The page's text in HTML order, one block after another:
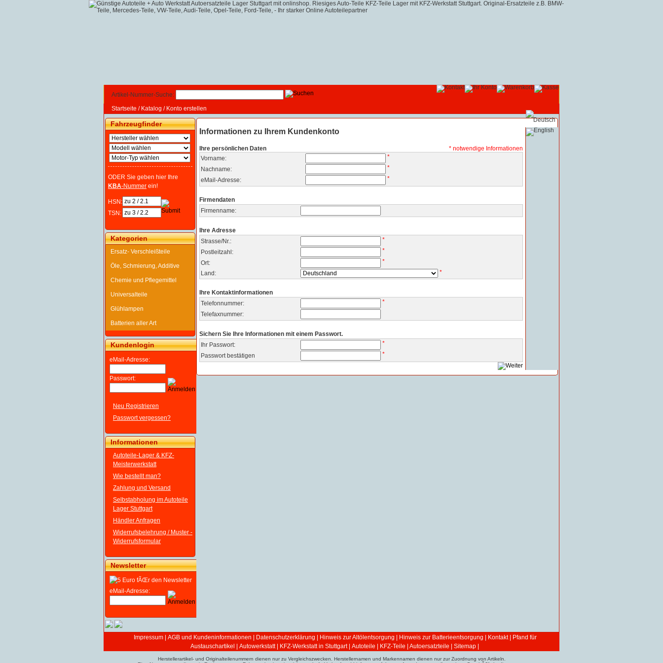
Artikel-Nummer-Suche:
Startseite / Katalog / Konto erstellen
Fahrzeugfinder
ODER Sie geben hier Ihre
KBA-Nummer ein!
HSN:
TSN:
Kategorien
Ersatz- Verschleißteile
Öle, Schmierung, Additive
Chemie und Pflegemittel
Universalteile
Glühlampen
Batterien aller Art
Kundenlogin
eMail-Adresse:
Passwort:
Neu Registrieren
Passwort vergessen?
Informationen
Autoteile-Lager & KFZ-
Meisterwerkstatt
Wie bestellt man?
Zahlung und Versand
Selbstabholung im Autoteile
Lager Stuttgart
Händler Anfragen
Widerrufsbelehrung / Muster -
Widerrufsformular
Newsletter
eMail-Adresse:
Informationen zu Ihrem Kundenkonto
Ihre persönlichen Daten
* notwendige Informationen
Vorname:
*
Nachname:
*
eMail-Adresse:
*
Firmendaten
Firmenname:
Ihre Adresse
Strasse/Nr.:
*
Postleitzahl:
*
Ort:
*
Land:
*
Ihre Kontaktinformationen
Telefonnummer:
*
Telefaxnummer:
Sichern Sie Ihre Informationen mit einem Passwort.
Ihr Passwort:
*
Passwort bestätigen
*
Impressum AGB und Kundeninformationen Datenschutzerklärung Hinweis zur Altölentsorgung Hinweis zur Batterieentsorgung Kontakt|
Pfand für
Austauschartikel
Autowerkstatt | KFZ-Werkstatt in Stuttgart| Autoteile | KFZ-Teile | Autoersatzteile Sitemap|
Herstellerartikel- und Originalteilenummern dienen nur zu Vergleichszwecken. Herstellernamen und Markennamen dienen nur zur Zuordnung von Artikeln.